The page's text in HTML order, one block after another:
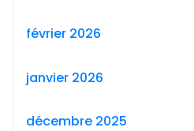
février 2026
janvier 2026
décembre 2025